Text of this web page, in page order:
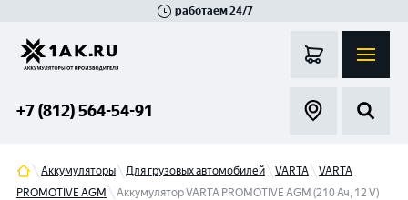
работаем 24/7
+7 (812) 564-54-91
Аккумуляторы Для грузовых автомобилей VARTA
VARTA
PROMOTIVE AGM
Аккумулятор VARTA PROMOTIVE AGM (210 Ач, 12 V)
Гатчина